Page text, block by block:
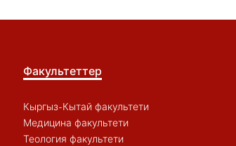
Факультеттер
Кыргыз-Кытай факультети
Медицина факультети
Теология факультети